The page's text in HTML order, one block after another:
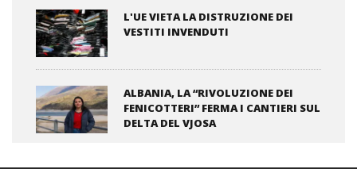
L'UE VIETA LA DISTRUZIONE DEI
VESTITI INVENDUTI
ALBANIA, LA “RIVOLUZIONE DEI
FENICOTTERI” FERMA I CANTIERI SUL
DELTA DEL VJOSA